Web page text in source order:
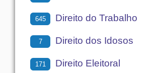
645 Direito do Trabalho
7 Direito dos Idosos
171 Direito Eleitoral